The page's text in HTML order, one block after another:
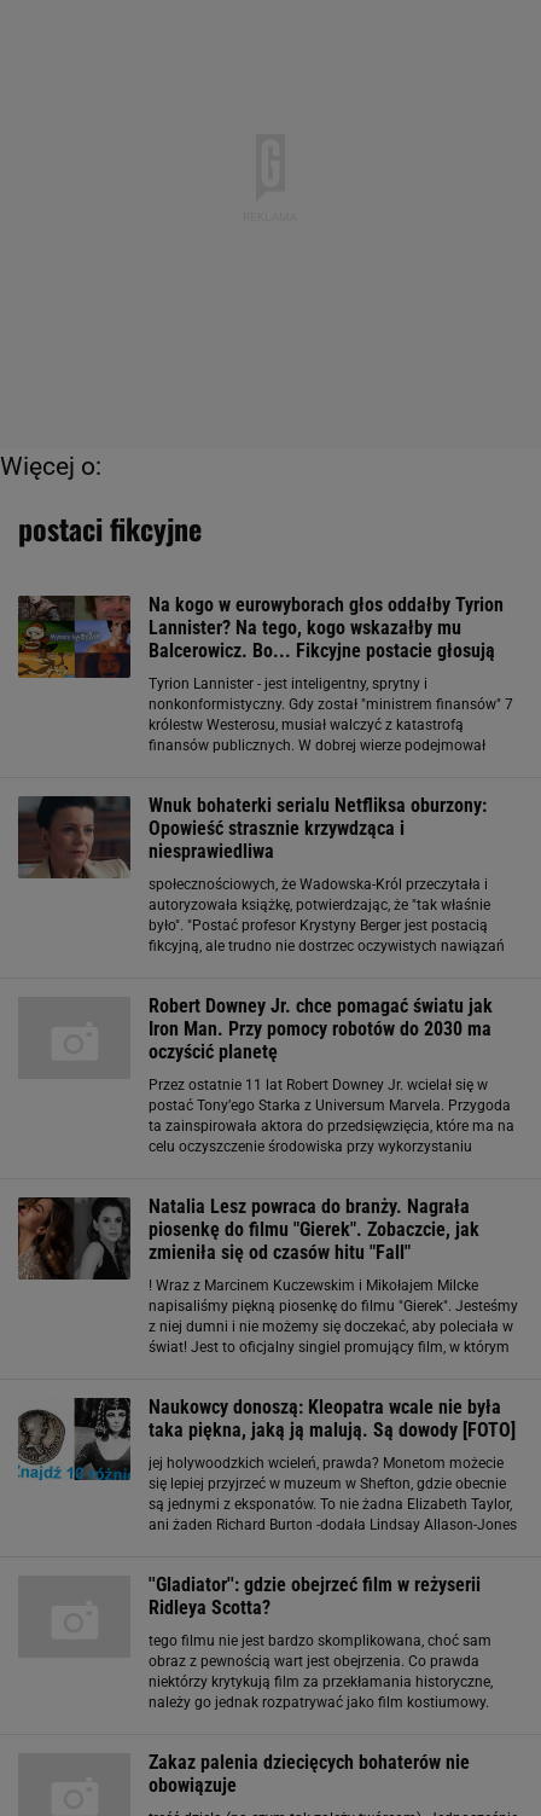
Więcej o:
postaci fikcyjne
Na kogo w eurowyborach głos oddałby Tyrion
Lannister? Na tego, kogo wskazałby mu
Balcerowicz. Bo... Fikcyjne postacie głosują
Tyrion Lannister - jest inteligentny, sprytny i
nonkonformistyczny. Gdy został "ministrem finansów" 7
królestw Westerosu, musiał walczyć z katastrofą
finansów publicznych. W dobrej wierze podejmował
Wnuk bohaterki serialu Netfliksa oburzony:
Opowieść strasznie krzywdząca i
niesprawiedliwa
społecznościowych, że Wadowska-Król przeczytała i
autoryzowała książkę, potwierdzając, że "tak właśnie
było". "Postać profesor Krystyny Berger jest postacią
fikcyjną, ale trudno nie dostrzec oczywistych nawiązań
Robert Downey Jr. chce pomagać światu jak
Iron Man. Przy pomocy robotów do 2030 ma
oczyścić planetę
Przez ostatnie 11 lat Robert Downey Jr. wcielał się w
postać Tony’ego Starka z Universum Marvela. Przygoda
ta zainspirowała aktora do przedsięwzięcia, które ma na
celu oczyszczenie środowiska przy wykorzystaniu
Natalia Lesz powraca do branży. Nagrała
piosenkę do filmu "Gierek". Zobaczcie, jak
zmieniła się od czasów hitu "Fall"
! Wraz z Marcinem Kuczewskim i Mikołajem Milcke
napisaliśmy piękną piosenkę do filmu "Gierek". Jesteśmy
z niej dumni i nie możemy się doczekać, aby poleciała w
świat! Jest to oficjalny singiel promujący film, w którym
Naukowcy donoszą: Kleopatra wcale nie była
taka piękna, jaką ją malują. Są dowody [FOTO]
jej holywoodzkich wcieleń, prawda? Monetom możecie
się lepiej przyjrzeć w muzeum w Shefton, gdzie obecnie
są jednymi z eksponatów. To nie żadna Elizabeth Taylor,
ani żaden Richard Burton -dodała Lindsay Allason-Jones
''Gladiator'': gdzie obejrzeć film w reżyserii
Ridleya Scotta?
tego filmu nie jest bardzo skomplikowana, choć sam
obraz z pewnością wart jest obejrzenia. Co prawda
niektórzy krytykują film za przekłamania historyczne,
należy go jednak rozpatrywać jako film kostiumowy.
Zakaz palenia dziecięcych bohaterów nie
obowiązuje